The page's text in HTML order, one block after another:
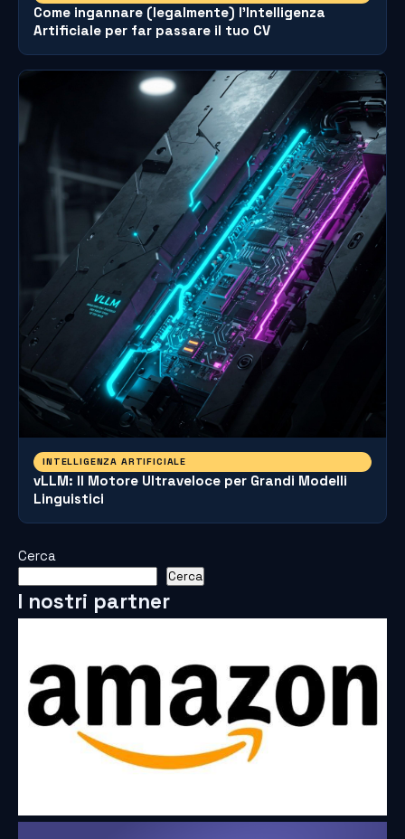
Come ingannare (legalmente) l’Intelligenza
Artificiale per far passare il tuo CV
INTELLIGENZA ARTIFICIALE
vLLM: Il Motore Ultraveloce per Grandi Modelli
Linguistici
Cerca
Cerca
I nostri partner